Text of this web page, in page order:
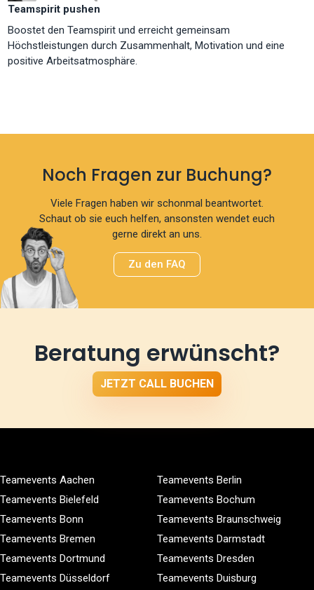
Teamspirit pushen
Boostet den Teamspirit und erreicht gemeinsam
Höchstleistungen durch Zusammenhalt, Motivation und eine
positive Arbeitsatmosphäre.
Noch Fragen zur Buchung?
Viele Fragen haben wir schonmal beantwortet.
Schaut ob sie euch helfen, ansonsten wendet euch
gerne direkt an uns.
Zu den FAQ
Beratung erwünscht?
JETZT CALL BUCHEN
Teamevents Aachen
Teamevents Berlin
Teamevents Bielefeld
Teamevents Bochum
Teamevents Bonn
Teamevents Braunschweig
Teamevents Bremen
Teamevents Darmstadt
Teamevents Dortmund
Teamevents Dresden
Teamevents Düsseldorf
Teamevents Duisburg